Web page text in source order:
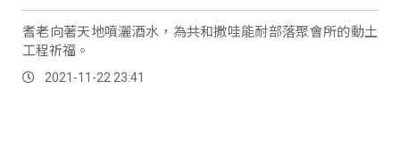
耆老向著天地噴灑酒水，為共和撒哇能耐部落聚會所的動土
工程祈福。
2021-11-22 23:41